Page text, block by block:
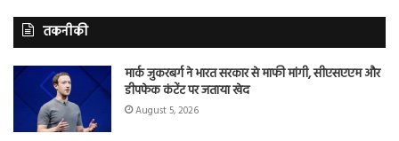
तकनीकी
मार्क जुकरबर्ग ने भारत सरकार से माफी मांगी, सीएसएएम और
डीपफेक कंटेंट पर जताया खेद
August 5, 2026